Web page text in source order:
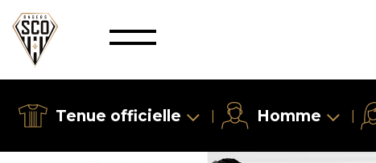
Tenue officielle Homme